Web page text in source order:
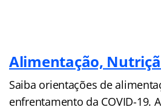
Alimentação,
Saiba orientações de
enfrentamento da COVID-19.